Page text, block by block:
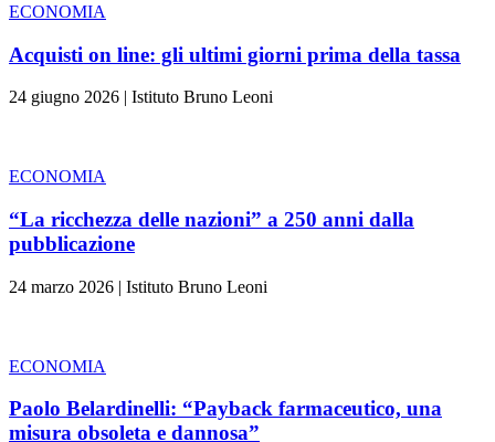
ECONOMIA
Acquisti on line: gli ultimi giorni prima della tassa
24 giugno 2026 | Istituto Bruno Leoni
ECONOMIA
“La ricchezza delle nazioni” a 250 anni dalla
pubblicazione
24 marzo 2026 | Istituto Bruno Leoni
ECONOMIA
Paolo Belardinelli: “Payback farmaceutico, una
misura obsoleta e dannosa”